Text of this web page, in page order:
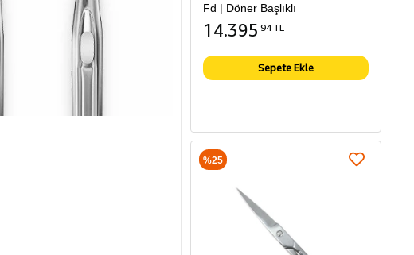
Fd | Döner Başlıklı
14.395 94 TL
Sepete Ekle
%25